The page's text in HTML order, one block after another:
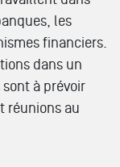
les
financiers.
dans un
à prévoir
réunions au